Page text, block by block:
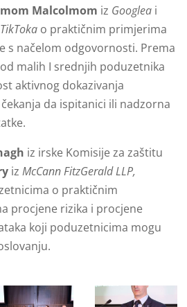
Malcolmom iz Googlea i
TikToka o praktičnim primjerima
s načelom odgovornosti. Prema
malih I srednjih poduzetnika
aktivnog dokazivanja
da ispitanici ili nadzorna
iz irske Komisije za zaštitu
iz McCann FitzGerald LLP,
o praktičnim
procjene rizika i procjene
koji poduzetnicima mogu